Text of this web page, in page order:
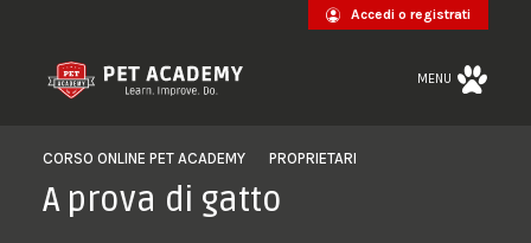
Accedi o registrati
MENU
CORSO ONLINE PET ACADEMY PROPRIETARI
A prova di gatto